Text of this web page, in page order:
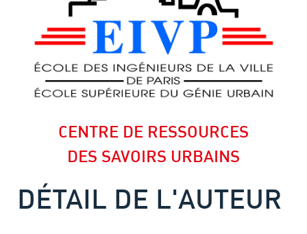
CENTRE DE RESSOURCES
DES SAVOIRS URBAINS
DÉTAIL DE L'AUTEUR